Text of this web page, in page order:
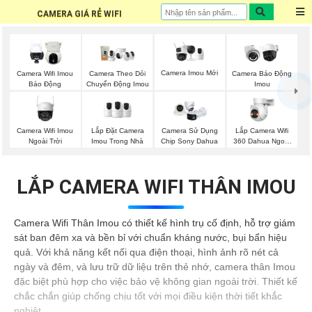
CAMERA GIÁ RẺ WIFI
Camera Wifi Imou
Báo Động
Camera Theo Dỏi
Chuyển Động Imou
Camera Imou Mới
Camera Báo Động
Imou
Camera Wifi Imou
Ngoài Trời
Lắp Đặt Camera
Imou Trong Nhà
Camera Sử Dụng
Chip Sony Dahua
Lắp Camera Wifi
360 Dahua Ngoài
LẮP CAMERA WIFI THÂN IMOU
Camera Wifi Thân Imou có thiết kế hình trụ cố định, hỗ trợ giám
sát ban đêm xa và bền bỉ với chuẩn kháng nước, bụi bẩn hiệu
quả. Với khả năng kết nối qua điện thoại, hình ảnh rõ nét cả
ngày và đêm, và lưu trữ dữ liệu trên thẻ nhớ, camera thân Imou
đặc biệt phù hợp cho việc bảo vệ không gian ngoài trời. Thiết kế
chắc chắn giúp chống chịu tốt với mọi điều kiện thời tiết khắc